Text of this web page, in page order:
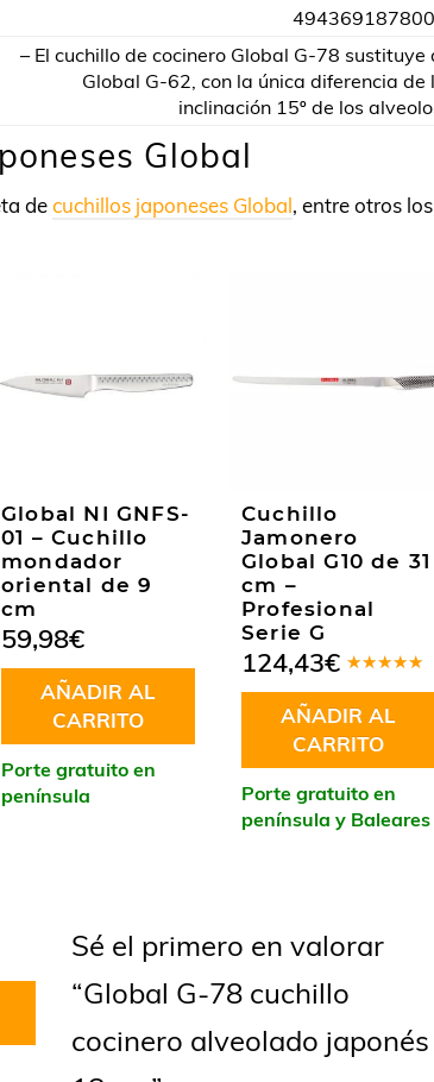
– El cuchillo de cocinero Global G-78 sustituye
Global G-62, con la única diferencia de
inclinación 15º de los
Global
decuchillos japoneses Global, entre otros los
Global NI GNFS-
01 – Cuchillo
mondador
oriental de 9
cm
59,98€
AÑADIR AL
CARRITO
Porte gratuito en
península
Cuchillo
Jamonero
Global G10 de 31
cm –
Profesional
Serie G
en5.00de
5
124,43€
AÑADIR AL
CARRITO
Porte gratuito en
península y Baleares
Sé el primero en valorar
“Global G-78 cuchillo
cocinero alveolado japonés